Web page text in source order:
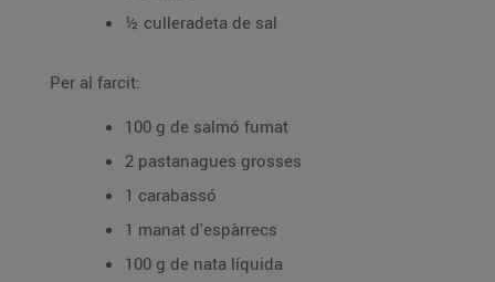
½ culleradeta de sal
Per al farcit:
100 g de salmó fumat
2 pastanagues grosses
1 carabassó
1 manat d'espàrrecs
100 g de nata líquida